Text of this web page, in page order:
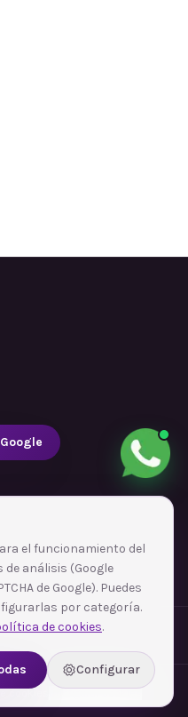
el funcionamiento del
análisis (Google
de Google). Puedes
por categoría.
de cookies.
Configurar